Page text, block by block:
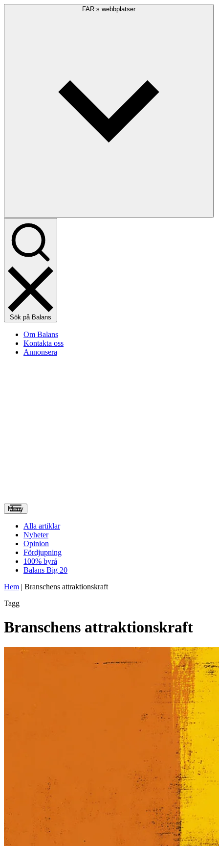
FAR:s webbplatser
Sök på Balans
Om Balans
Kontakta oss
Annonsera
Meny
Alla artiklar
Nyheter
Opinion
Fördjupning
100% byrå
Balans Big 20
Hem | Branschens attraktionskraft
Tagg
Branschens attraktionskraft